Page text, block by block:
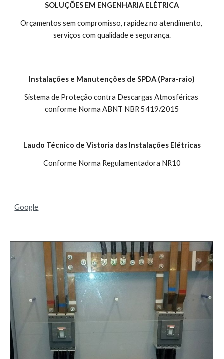
SOLUÇÕES EM ENGENHARIA ELÉTRICA
Orçamentos sem compromisso, rapidez no atendimento,
serviços com qualidade e segurança.
Instalações e Manutenções de SPDA (Para-raio)
Sistema de Proteção contra Descargas Atmosféricas
conforme Norma ABNT NBR 5419/2015
Laudo Técnico de Vistoria das Instalações Elétricas
Conforme Norma Regulamentadora NR10
Google